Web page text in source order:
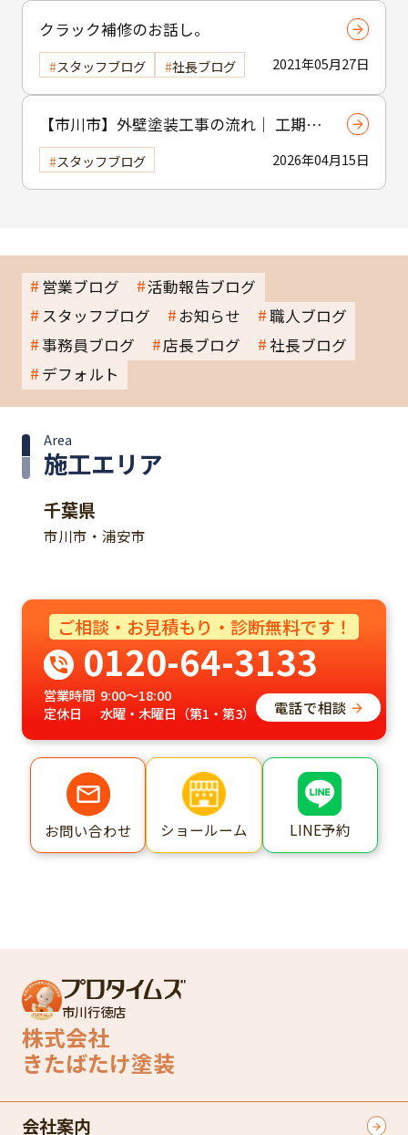
クラック補修のお話し。
2021年05月27日
スタッフブログ 社長ブログ
【市川市】外壁塗装工事の流れ｜ 工期・
工程・作業内容をわかりやすく解説2026年04月15日
スタッフブログ
営業ブログ
活動報告ブログ
スタッフブログ
お知らせ
職人ブログ
事務員ブログ
店長ブログ
社長ブログ
デフォルト
施工エリア
Area
千葉県
市川市・浦安市
ご相談・お見積もり・診断無料です！
0120-64-3133
営業時間 9:00～18:00
定休日
水曜・木曜日（第1・第3） 電話で相談
お問い合わせ ショールーム LINE予約
市川行徳店
株式会社
きたばたけ塗装
会社案内